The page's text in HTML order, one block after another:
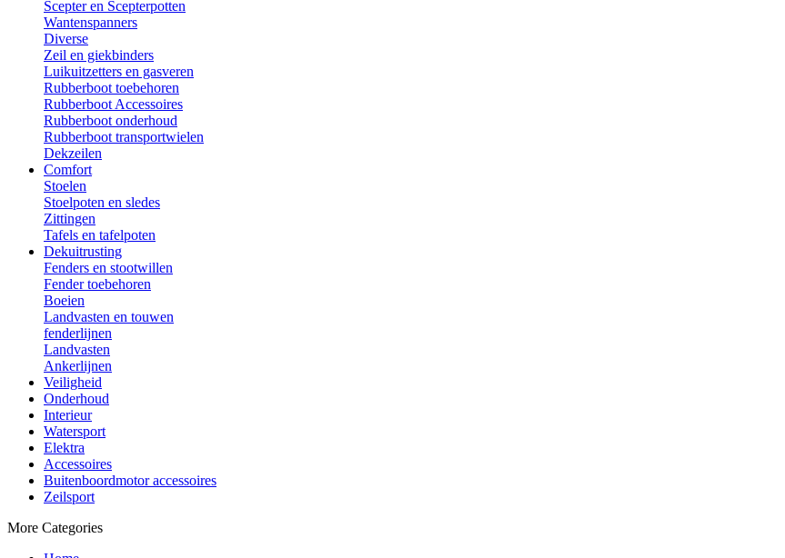
Scepter en Scepterpotten
Wantenspanners
Diverse
Zeil en giekbinders
Luikuitzetters en gasveren
Rubberboot toebehoren
Rubberboot Accessoires
Rubberboot onderhoud
Rubberboot transportwielen
Dekzeilen
Comfort
Stoelen
Stoelpoten en sledes
Zittingen
Tafels en tafelpoten
Dekuitrusting
Fenders en stootwillen
Fender toebehoren
Boeien
Landvasten en touwen
fenderlijnen
Landvasten
Ankerlijnen
Veiligheid
Onderhoud
Interieur
Watersport
Elektra
Accessoires
Buitenboordmotor accessoires
Zeilsport
More Categories